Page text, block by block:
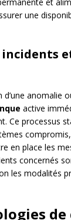
une
incidents
anomalie
active
Ce processus
compromis,
en place les
concernés
les modalités